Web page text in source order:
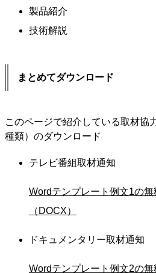
製品紹介
技術解説
まとめてダウンロード
このページで紹介している取材協
種類）のダウンロード
テレビ番組取材通知
Wordテンプレート例文1の無
（DOCX）
ドキュメンタリー取材通知
Wordテンプレート例文2の無